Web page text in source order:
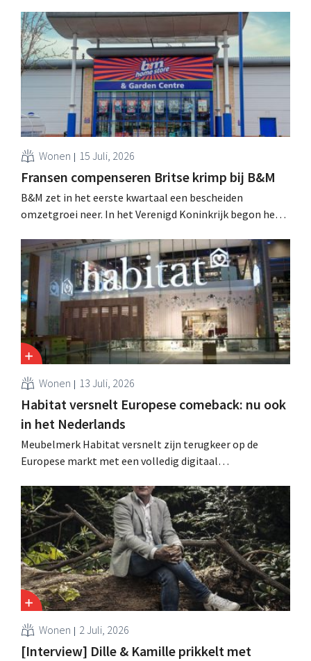
Wonen 15 Juli, 2026
Fransen compenseren Britse krimp bij B&M
B&M zet in het eerste kwartaal een bescheiden
omzetgroei neer. In het Verenigd Koninkrijk begon het
een betere prestatie van Heron Foods vingen de daling
op.
Wonen 13 Juli, 2026
Habitat versnelt Europese comeback: nu ook
in het Nederlands
Meubelmerk Habitat versnelt zijn terugkeer op de
Europese markt met een volledig digitaal
unique groeit het merk opnieuw en mikt het op
aanwezigheid in veertien Europese landen.
Wonen 2 Juli, 2026
[Interview] Dille & Kamille prikkelt met